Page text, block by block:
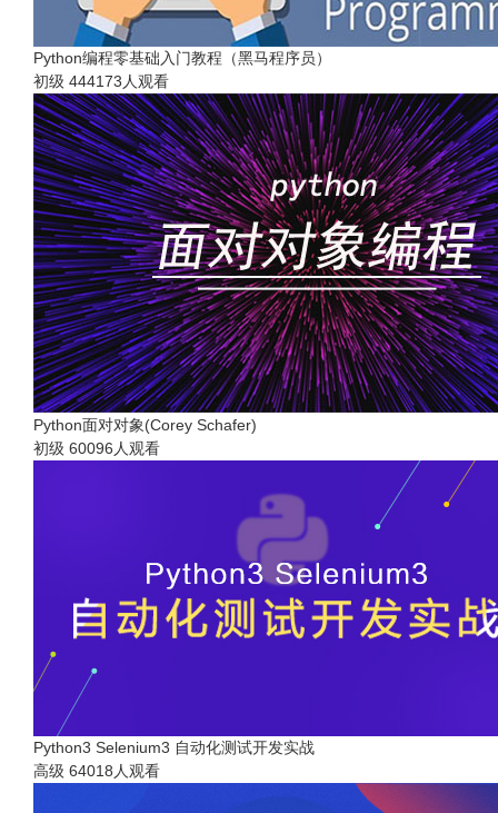
Python编程零基础入门教程（黑马程序员）
初级 444173人观看
Python面对对象(Corey Schafer)
初级 60096人观看
Python3 Selenium3 自动化测试开发实战
高级 64018人观看